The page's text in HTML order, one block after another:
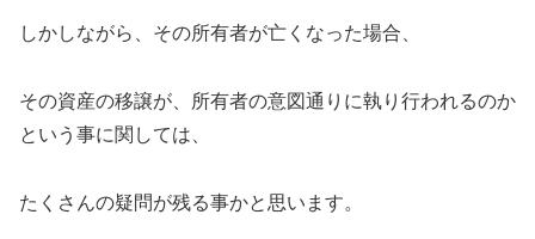
しかしながら、その所有者が亡くなった場合、
その資産の移譲が、所有者の意図通りに執り行われるのか
という事に関しては、
たくさんの疑問が残る事かと思います。